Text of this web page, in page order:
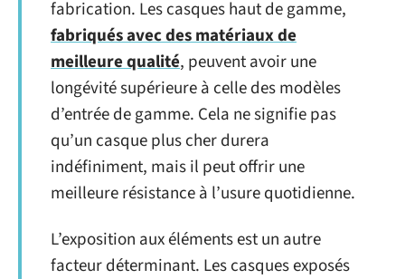
fabrication. Les casques haut de gamme,
fabriqués avec des matériaux de
meilleure qualité, peuvent avoir une
longévité supérieure à celle des modèles
d’entrée de gamme. Cela ne signifie pas
qu’un casque plus cher durera
indéfiniment, mais il peut offrir une
meilleure résistance à l’usure quotidienne.
L’exposition aux éléments est un autre
facteur déterminant. Les casques exposés